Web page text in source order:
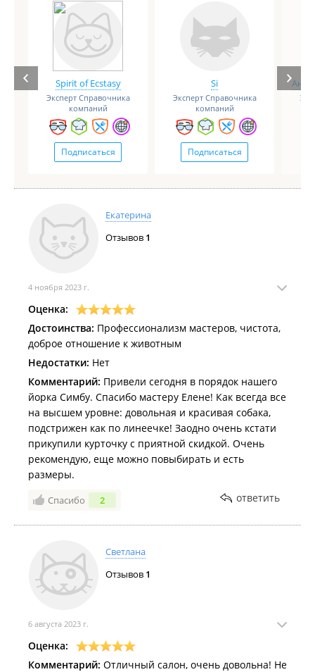
Spirit of Ecstasy
Эксперт Справочника
компаний
Подписаться
Si
Эксперт Справочника
компаний
Подписаться
Екатерина
Отзывов 1
4 ноября 2023 г.
Оценка:
Достоинства: Профессионализм мастеров, чистота,
доброе отношение к животным
Недостатки: Нет
Комментарий: Привели сегодня в порядок нашего
йорка Симбу. Спасибо мастеру Елене! Как всегда все
на высшем уровне: довольная и красивая собака,
подстрижен как по линеечке! Заодно очень кстати
прикупили курточку с приятной скидкой. Очень
рекомендую, еще можно повыбирать и есть
размеры.
Спасибо 2 ответить
Светлана
Отзывов 1
6 августа 2023 г.
Оценка:
Комментарий: Отличный салон, очень довольна! Не